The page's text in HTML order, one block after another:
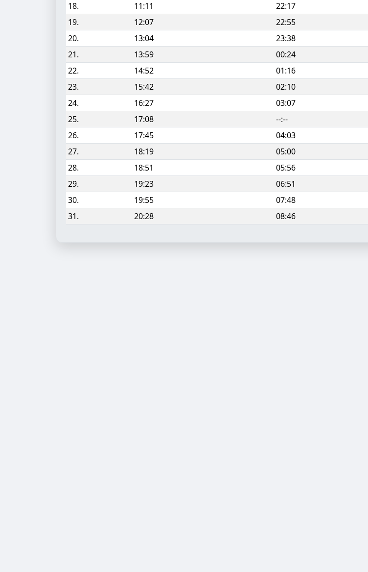
18.
11:11 22:17
19.
12:07 22:55
20.
13:04 23:38
21.
13:59 00:24
22.
14:52 01:16
23.
15:42 02:10
24.
16:27 03:07
25.
17:08 --:--
26.
17:45 04:03
27.
18:19 05:00
28.
18:51 05:56
29.
19:23 06:51
30.
19:55 07:48
31.
20:28 08:46